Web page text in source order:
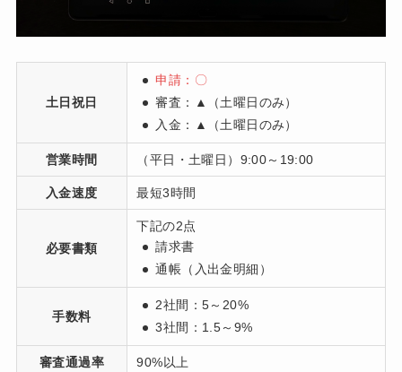
土日祝日
申請：〇
審査：
▲（土曜日のみ）
入金：
▲（土曜日のみ）
営業時間 （平日・土曜日）9:00～19:00
入金速度 最短3時間
必要書類
下記の2点
請求書
通帳（入出金明細）
手数料
2社間：5～20%
3社間：1.5～9%
審査通過率 90%以上